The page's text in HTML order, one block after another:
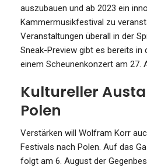
auszubauen und ab 2023 ein
Kammermusikfestival zu
Veranstaltungen überall in der
Sneak-Preview gibt es bereits in
einem Scheunenkonzert am 27.
Kultureller
Polen
Verstärken will Wolfram Korr
Festivals nach Polen. Auf das
folgt am 6. August der